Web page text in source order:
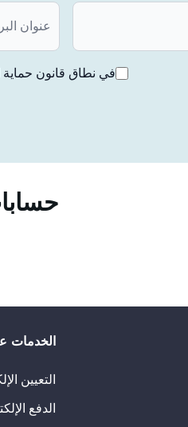
في نطاق قانون حماية
الخدمات
التعيين
الدفع